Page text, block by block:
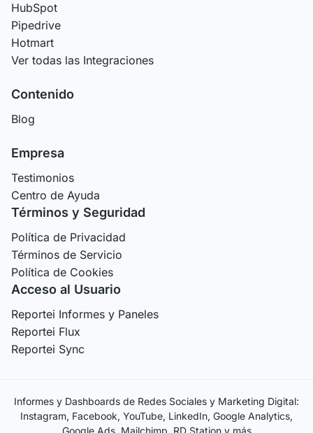
HubSpot
Pipedrive
Hotmart
Ver todas las Integraciones
Contenido
Blog
Empresa
Testimonios
Centro de Ayuda
Términos y Seguridad
Política de Privacidad
Términos de Servicio
Política de Cookies
Acceso al Usuario
Reportei Informes y Paneles
Reportei Flux
Reportei Sync
Informes y Dashboards de Redes Sociales y Marketing Digital:
Instagram, Facebook, YouTube, LinkedIn, Google Analytics,
Google Ads, Mailchimp, RD Station y más